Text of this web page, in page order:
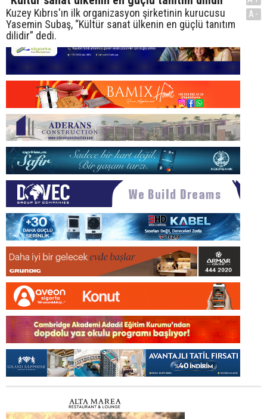
Kuzey Kıbrıs'ın ilk organizasyon şirketinin kurucusu
Yasemin Subaş, “Kültür sanat ülkenin en güçlü tanıtım
dilidir” dedi.
A-